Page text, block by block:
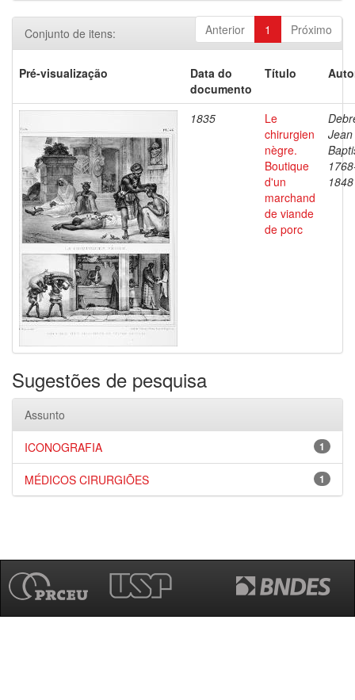
Anterior 1 Próximo
Conjunto de itens:
Pré-visualização
Data do
documento
Título
1835
Le
chirurgien
nègre.
Boutique
d'un
marchand
de viande
de porc
Jean
1848
Sugestões de pesquisa
Assunto
1
ICONOGRAFIA
1
MÉDICOS CIRURGIÕES